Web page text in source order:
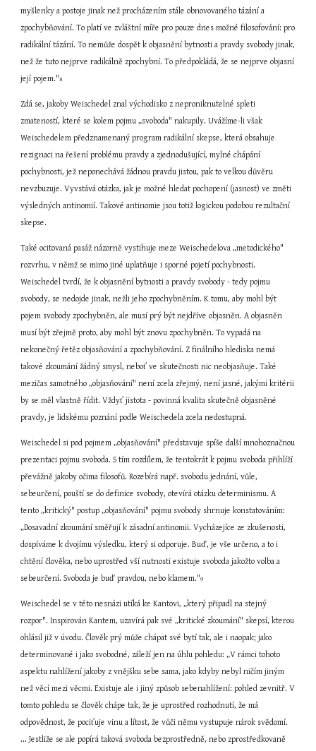
myšlenky a postoje jinak než procházením stále obnovovaného tázání a
zpochybňování. To platí ve zvláštní míře pro pouze dnes možné filosofování: pro
radikální tázání. To nemůže dospět k objasnění bytnosti a pravdy svobody jinak,
než že tuto nejprve radikálně zpochybní. To předpokládá, že se nejprve objasní
její pojem."8
Zdá se, jakoby Weischedel znal východisko z neproniknutelné spleti
zmateností, které se kolem pojmu „svoboda" nakupily. Uvážíme-li však
Weischedelem předznamenaný program radikální skepse, která obsahuje
rezignaci na řešení problému pravdy a zjednodušující, mylné chápání
pochybnosti, jež neponechává žádnou pravdu jistou, pak to velkou důvěru
nevzbuzuje. Vyvstává otázka, jak je možné hledat pochopení (jasnost) ve změti
výsledných antinomií. Takové antinomie jsou totiž logickou podobou rezultační
skepse.
Také ocitovaná pasáž názorně vystihuje meze Weischedelova „metodického"
rozvrhu, v němž se mimo jiné uplatňuje i sporné pojetí pochybnosti.
Weischedel tvrdí, že k objasnění bytnosti a pravdy svobody - tedy pojmu
svobody, se nedojde jinak, nežli jeho zpochybněním. K tomu, aby mohl být
pojem svobody zpochybněn, ale musí prý být nejdříve objasněn. A objasněn
musí být zřejmě proto, aby mohl být znovu zpochybněn. To vypadá na
nekonečný řetěz objasňování a zpochybňování. Z finálního hlediska nemá
takové zkoumání žádný smysl, neboť ve skutečnosti nic neobjasňuje. Také
mezičas samotného „objasňování" není zcela zřejmý, není jasné, jakými kritérii
by se měl vlastně řídit. Vždyť jistota - povinná kvalita skutečně objasněné
pravdy, je lidskému poznání podle Weischedela zcela nedostupná.
Weischedel si pod pojmem „objasňování" představuje spíše další mnohoznačnou
prezentaci pojmu svoboda. S tím rozdílem, že tentokrát k pojmu svoboda přihlíží
převážně jakoby očima filosofů. Rozebírá např. svobodu jednání, vůle,
sebeurčení, pouští se do definice svobody, otevírá otázku determinismu. A
tento „kritický" postup „objasňování" pojmu svobody shrnuje konstatováním:
„Dosavadní zkoumání směřují k zásadní antinomii. Vycházejíce ze zkušenosti,
dospíváme k dvojímu výsledku, který si odporuje. Buď, je vše určeno, a to i
chtění člověka, nebo uprostřed vší nutnosti existuje svoboda jakožto volba a
sebeurčení. Svoboda je buď pravdou, nebo klamem."9
Weischedel se v této nesnázi utíká ke Kantovi, „který připadl na stejný
rozpor". Inspirován Kantem, uzavírá pak své „kritické zkoumání" skepsí, kterou
ohlásil již v úvodu. Člověk prý může chápat své bytí tak, ale i naopak; jako
determinované i jako svobodné, záleží jen na úhlu pohledu: „V rámci tohoto
aspektu nahlížení jakoby z vnějšku sebe sama, jako kdyby nebyl ničím jiným
než věcí mezi věcmi. Existuje ale i jiný způsob sebenahlížení: pohled zevnitř. V
tomto pohledu se člověk chápe tak, že je uprostřed rozhodnutí, že má
odpovědnost, že pociťuje vinu a lítost, že vůči němu vystupuje nárok svědomí.
... Jestliže se ale popírá taková svoboda bezprostředně, nebo zprostředkovaně